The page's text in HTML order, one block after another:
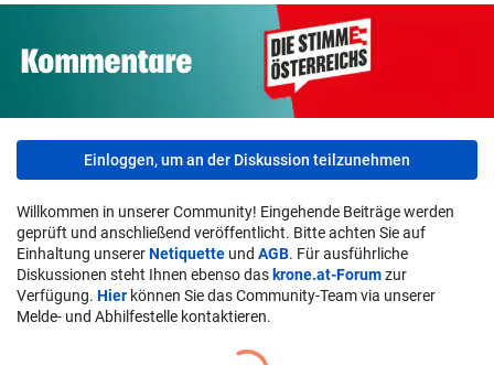
Einloggen, um an der Diskussion teilzunehmen
Willkommen in unserer Community! Eingehende Beiträge werden
geprüft und anschließend veröffentlicht. Bitte achten Sie auf
Einhaltung unsererNetiquette und AGB. Für ausführliche
Diskussionen steht Ihnen ebenso das krone.at-Forumzur
Verfügung. Hier können Sie das Community-Team via unserer
Melde- und Abhilfestelle kontaktieren.